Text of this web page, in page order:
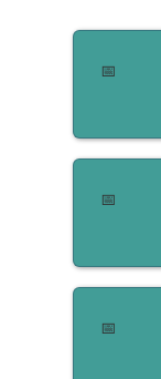
📅
📅
📅